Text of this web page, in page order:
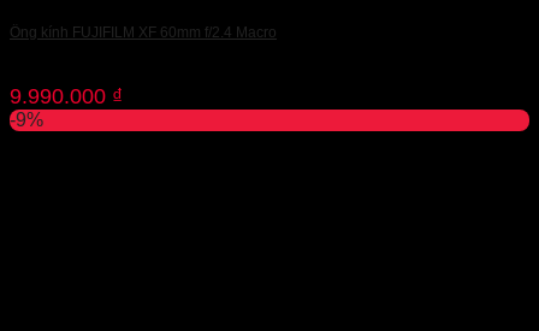
Ống kính FUJIFILM XF 60mm f/2.4 Macro
9.990.000 ₫
-9%